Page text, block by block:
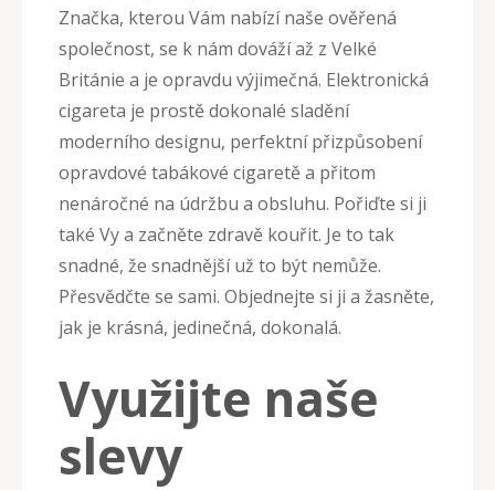
Značka, kterou Vám nabízí naše ověřená
společnost, se k nám dováží až z Velké
Británie a je opravdu výjimečná. Elektronická
cigareta je prostě dokonalé sladění
moderního designu, perfektní přizpůsobení
opravdové tabákové cigaretě a přitom
nenáročné na údržbu a obsluhu. Pořiďte si ji
také Vy a začněte zdravě kouřit. Je to tak
snadné, že snadnější už to být nemůže.
Přesvědčte se sami. Objednejte si ji a žasněte,
jak je krásná, jedinečná, dokonalá.
Využijte naše
slevy